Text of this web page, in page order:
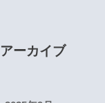
アーカイブ